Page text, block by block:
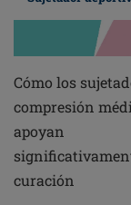
Cómo los
compresión
apoyan
curación